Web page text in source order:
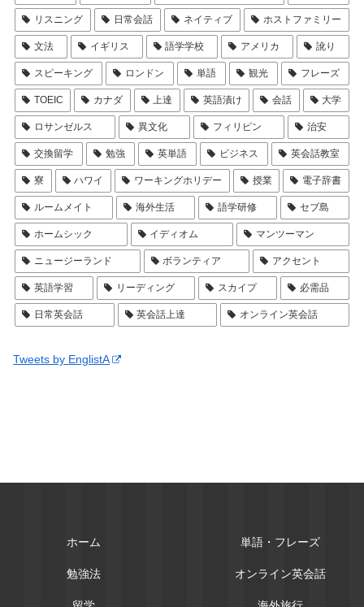
リスニング 日常会話 ネイティブ ホストファミリー
文法 イギリス 語学学校 アメリカ 訛り
スピーキング ロンドン 単語 観光 フレーズ
TOEIC カナダ 上達 英語漬け 会話 大学
ロサンゼルス 異文化 フィリピン 治安
交換留学 勉強 英単語 ビジネス 英会話教室
寮 ハワイ ワーキングホリデー 授業 電子辞書
ルームメイト 海外生活 語学研修 セブ島
ホームシック イディオム マンツーマン
ニュージーランド ボランティア アクセント
英語学習 リーディング スカイプ 必需品
日常英会話 英会話上達 オンライン英会話
Tweets by EnglistA
ホーム 単語・フレーズ
勉強法 オンライン英会話